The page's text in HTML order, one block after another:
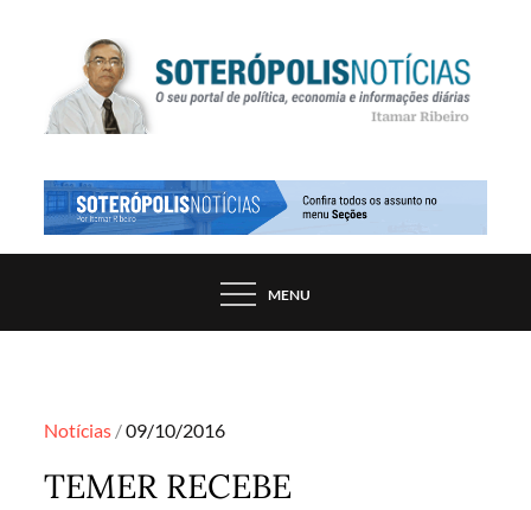
SOTERÓPOLIS NOTÍCIAS
PORTAL DE NOTÍCIAS DE SALVADOR E
MENU
Notícias Posted
09/10/2016
TEMER RECEBE